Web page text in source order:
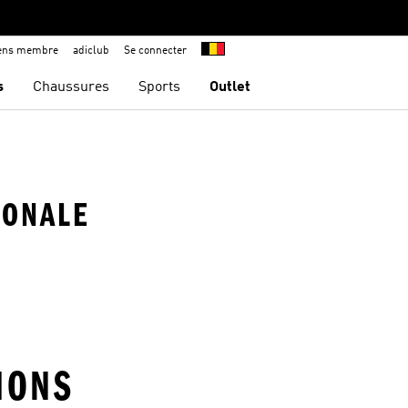
membre adiclub Se connecter
Chaussures Sports Outlet